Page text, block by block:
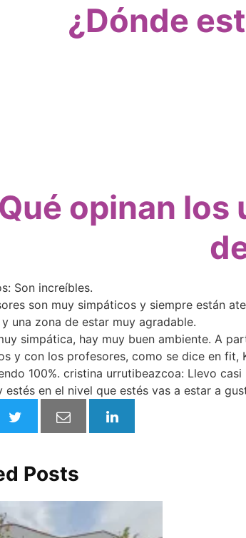
¿Dónde
opinan los
Son increíbles.
son muy simpáticos y siempre están
una zona de estar muy agradable.
simpática, hay muy buen ambiente. A
y con los profesores, como se dice en fit,
100%. cristina urrutibeazcoa: Llevo
en el nivel que estés vas a estar a
Posts